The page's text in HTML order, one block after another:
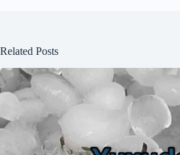
Related Posts